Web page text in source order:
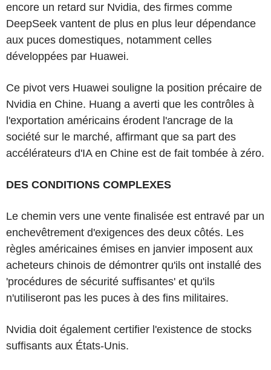
encore un retard sur Nvidia, des firmes comme
DeepSeek vantent de plus en plus leur dépendance
aux puces domestiques, notamment celles
développées par Huawei.
Ce pivot vers Huawei souligne la position précaire de
Nvidia en Chine. Huang a averti que les contrôles à
l'exportation américains érodent l'ancrage de la
société sur le marché, affirmant que sa part des
accélérateurs d'IA en Chine est de fait tombée à zéro.
DES CONDITIONS COMPLEXES
Le chemin vers une vente finalisée est entravé par un
enchevêtrement d'exigences des deux côtés. Les
règles américaines émises en janvier imposent aux
acheteurs chinois de démontrer qu'ils ont installé des
'procédures de sécurité suffisantes' et qu'ils
n'utiliseront pas les puces à des fins militaires.
Nvidia doit également certifier l'existence de stocks
suffisants aux États-Unis.